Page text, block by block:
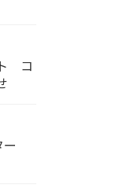
コ
ー